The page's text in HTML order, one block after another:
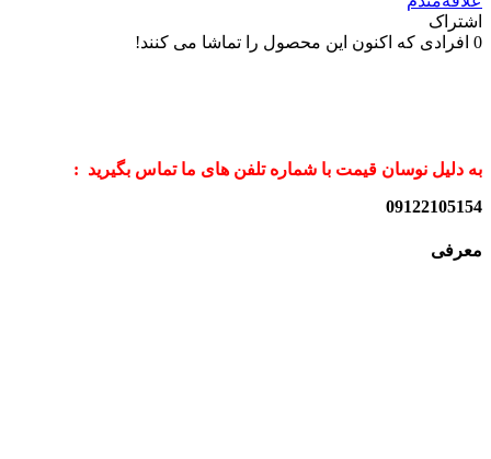
اشتراک
0 افرادی که اکنون این محصول را تماشا می کنند!
به دلیل نوسان قیمت با شماره تلفن های ما تماس بگیرید :
09122105154
معرفی